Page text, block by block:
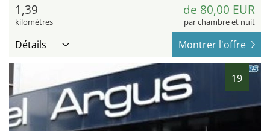
1,39
kilomètres
de 80,00 EUR
par chambre et nuit
Détails Montrer l'offre
19